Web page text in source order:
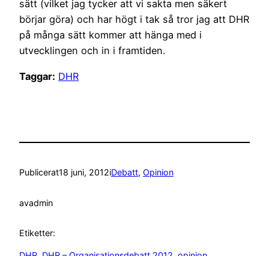
sätt (vilket jag tycker att vi sakta men säkert
börjar göra) och har högt i tak så tror jag att DHR
på många sätt kommer att hänga med i
utvecklingen och in i framtiden.
Taggar: DHR
Publicerat18 juni, 2012iDebatt, Opinion
avadmin
Etiketter: